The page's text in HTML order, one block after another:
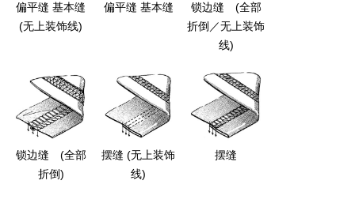
偏平缝 基本缝
(无上装饰线)
偏平缝 基本缝
锁边缝 (全部
折倒／无上装饰
线)
锁边缝 (全部
折倒)
摆缝 (无上装饰
线)
摆缝